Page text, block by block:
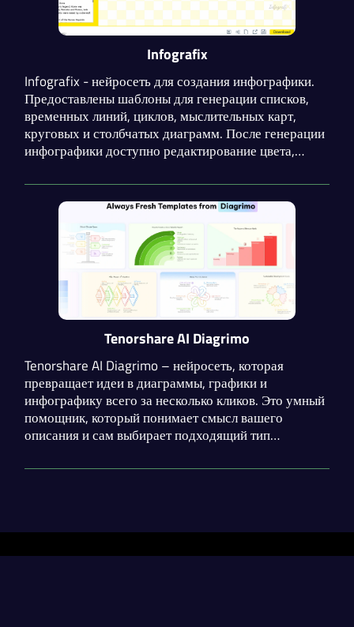
Infografix
Infografix - нейросеть для создания инфографики.
Предоставлены шаблоны для генерации списков,
временных линий, циклов, мыслительных карт,
круговых и столбчатых диаграмм. После генерации
инфографики доступно редактирование цвета,
мобильном приложении.
Tenorshare AI Diagrimo
Tenorshare AI Diagrimo – нейросеть, которая
превращает идеи в диаграммы, графики и
инфографику всего за несколько кликов. Это умный
помощник, который понимает смысл вашего
описания и сам выбирает подходящий тип
исправления грамматики, смены стиля и перевода
Разделы